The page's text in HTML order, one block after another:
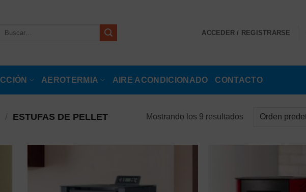
ACCEDER / REGISTRARSE
AEROTERMIA AIRE ACONDICIONADO CONTACTO
ESTUFAS DE PELLET Mostrando los 9 resultados